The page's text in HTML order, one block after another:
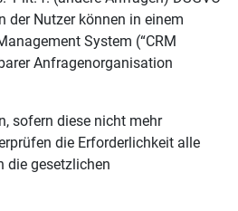
der Nutzer können in einem
System (“CRM
Anfragenorganisation
sofern diese nicht mehr
die Erforderlichkeit alle
die gesetzlichen